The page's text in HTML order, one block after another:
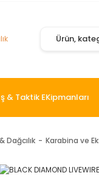
& Taktik EKipmanları
Dağcılık Karabina ve